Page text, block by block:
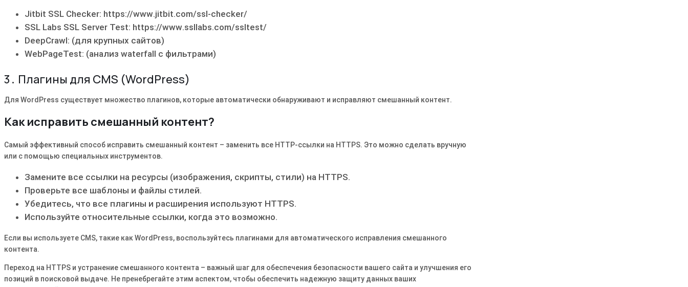
Jitbit SSL Checker: https://www․jitbit․com/ssl-checker/
SSL Labs SSL Server Test: https://www․ssllabs․com/ssltest/
DeepCrawl: (для крупных сайтов)
WebPageTest: (анализ waterfall с фильтрами)
3․ Плагины для CMS (WordPress)
Для WordPress существует множество плагинов, которые автоматически обнаруживают и исправляют смешанный контент․
Как исправить смешанный контент?
Самый эффективный способ исправить смешанный контент – заменить все HTTP-ссылки на HTTPS․ Это можно сделать вручную
или с помощью специальных инструментов․
Замените все ссылки на ресурсы (изображения, скрипты, стили) на HTTPS․
Проверьте все шаблоны и файлы стилей․
Убедитесь, что все плагины и расширения используют HTTPS․
Используйте относительные ссылки, когда это возможно․
Если вы используете CMS, такие как WordPress, воспользуйтесь плагинами для автоматического исправления смешанного
контента․
Переход на HTTPS и устранение смешанного контента – важный шаг для обеспечения безопасности вашего сайта и улучшения его
позиций в поисковой выдаче․ Не пренебрегайте этим аспектом, чтобы обеспечить надежную защиту данных ваших